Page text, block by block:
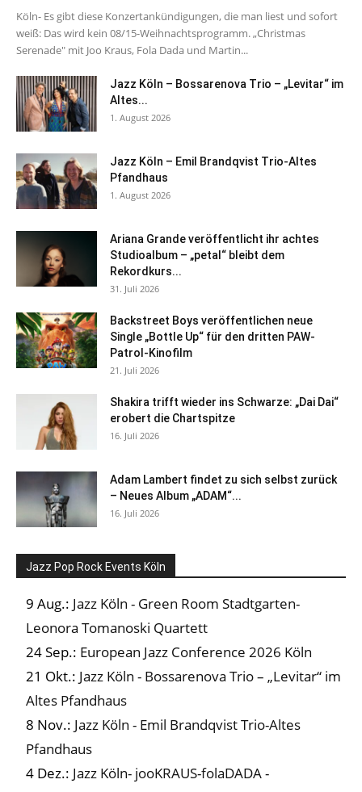
Köln- Es gibt diese Konzertankündigungen, die man liest und sofort
weiß: Das wird kein 08/15-Weihnachtsprogramm. „Christmas
Serenade" mit Joo Kraus, Fola Dada und Martin...
Jazz Köln – Bossarenova Trio – „Levitar“ im
Altes...
1. August 2026
Jazz Köln – Emil Brandqvist Trio-Altes
Pfandhaus
1. August 2026
Ariana Grande veröffentlicht ihr achtes
Studioalbum – „petal“ bleibt dem
Rekordkurs...
31. Juli 2026
Backstreet Boys veröffentlichen neue
Single „Bottle Up“ für den dritten PAW-
Patrol-Kinofilm
21. Juli 2026
Shakira trifft wieder ins Schwarze: „Dai Dai“
erobert die Chartspitze
16. Juli 2026
Adam Lambert findet zu sich selbst zurück
– Neues Album „ADAM“...
16. Juli 2026
Jazz Pop Rock Events Köln
9 Aug.: Jazz Köln - Green Room Stadtgarten-
Leonora Tomanoski Quartett
24 Sep.: European Jazz Conference 2026 Köln
21 Okt.: Jazz Köln - Bossarenova Trio – „Levitar“ im
Altes Pfandhaus
8 Nov.: Jazz Köln - Emil Brandqvist Trio-Altes
Pfandhaus
4 Dez.: Jazz Köln- jooKRAUS-folaDADA -